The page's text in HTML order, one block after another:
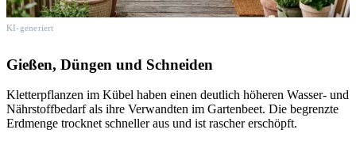
KI-generiert
Gießen, Düngen und Schneiden
Kletterpflanzen im Kübel haben einen deutlich höheren Wasser- und
Nährstoffbedarf als ihre Verwandten im Gartenbeet. Die begrenzte
Erdmenge trocknet schneller aus und ist rascher erschöpft.